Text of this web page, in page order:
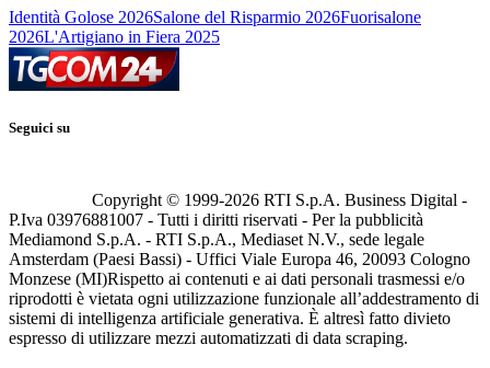
Identità Golose 2026Salone del Risparmio 2026Fuorisalone
2026L'Artigiano in Fiera 2025
Seguici su
Copyright © 1999-2026 RTI S.p.A. Business Digital -
P.Iva 03976881007 - Tutti i diritti riservati - Per la pubblicità
Mediamond S.p.A. - RTI S.p.A., Mediaset N.V., sede legale
Amsterdam (Paesi Bassi) - Uffici Viale Europa 46, 20093 Cologno
Monzese (MI)Rispetto ai contenuti e ai dati personali trasmessi e/o
riprodotti è vietata ogni utilizzazione funzionale all’addestramento di
sistemi di intelligenza artificiale generativa. È altresì fatto divieto
espresso di utilizzare mezzi automatizzati di data scraping.